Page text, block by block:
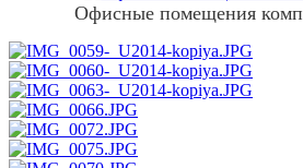
Офисные помещения